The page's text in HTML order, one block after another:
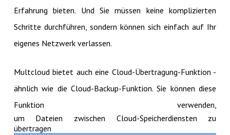
Erfahrung bieten. Und Sie müssen keine komplizierten
Schritte durchführen, sondern können sich einfach auf Ihr
eigenes Netzwerk verlassen.
Multcloud bietet auch eine Cloud-Übertragung-Funktion -
ähnlich wie die Cloud-Backup-Funktion. Sie können diese
Funktion verwenden,
um Dateien zwischen Cloud-Speicherdiensten zu
übertragen